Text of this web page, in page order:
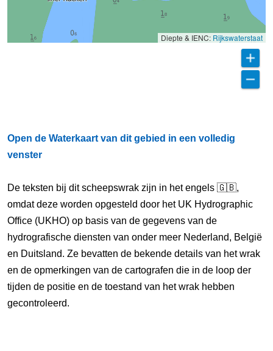
Diepte & IENC: Rijkswaterstaat
Open de Waterkaart van dit gebied in een volledig
venster
De teksten bij dit scheepswrak zijn in het engels 🇬🇧,
omdat deze worden opgesteld door het UK Hydrographic
Office (UKHO) op basis van de gegevens van de
hydrografische diensten van onder meer Nederland, België
en Duitsland. Ze bevatten de bekende details van het wrak
en de opmerkingen van de cartografen die in de loop der
tijden de positie en de toestand van het wrak hebben
gecontroleerd.